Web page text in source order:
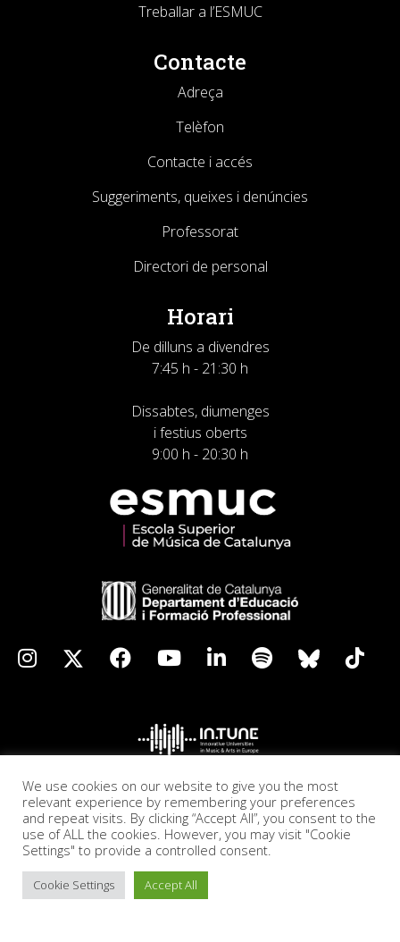
Treballar a l’ESMUC
Contacte
Adreça
Telèfon
Contacte i accés
Suggeriments, queixes i denúncies
Professorat
Directori de personal
Horari
De dilluns a divendres
7:45 h - 21:30 h
Dissabtes, diumenges
i festius oberts
9:00 h - 20:30 h
We use cookies on our website to give you the most
relevant experience by remembering your preferences
and repeat visits. By clicking “Accept All”, you consent to the
use of ALL the cookies. However, you may visit "Cookie
Settings" to provide a controlled consent.
Cookie Settings Accept All